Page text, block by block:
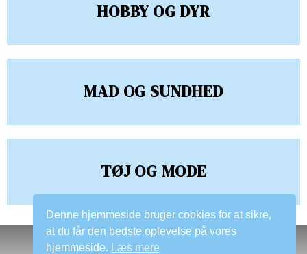
HOBBY OG DYR
MAD OG SUNDHED
TØJ OG MODE
Denne hjemmeside bruger cookies for at sikre,
at du får den bedste oplevelse på vores
hjemmeside.
Læs mere